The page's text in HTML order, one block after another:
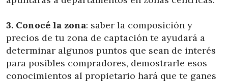
3. Conocé la zona: saber la composición y
precios de tu zona de captación te ayudará a
determinar algunos puntos que sean de interés
para posibles compradores, demostrarle esos
conocimientos al propietario hará que te ganes